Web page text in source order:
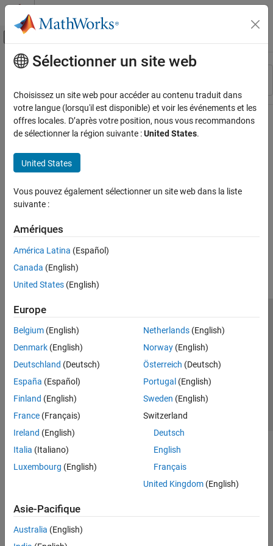
Passer au contenu
Activer/désactiver l'affichage du menu
Ressource
Contenu principal
Sélectionner un site web
Choisissez un site web pour accéder au contenu traduit dans
votre langue (lorsqu'il est disponible) et voir les événements et les
offres locales. D’après votre position, nous vous recommandons
de sélectionner la région suivante :United States.
United States
Vous pouvez également sélectionner un site web dans la liste
suivante :
Amériques
América Latina (Español)
Canada (English)
United States (English)
Europe
Belgium (English)
Denmark (English)
Deutschland (Deutsch)
España (Español)
Finland (English)
France (Français)
Ireland (English)
Italia (Italiano)
Luxembourg (English)
Netherlands(English)
Norway(English)
Österreich (Deutsch)
Portugal (English)
Sweden (English)
Switzerland
Deutsch
English
Français
United Kingdom(English)
Asie-Pacifique
Australia (English)
Lutte anti-piratage
Contacts locaux
© 1994-2026 The MathWorks, Inc.